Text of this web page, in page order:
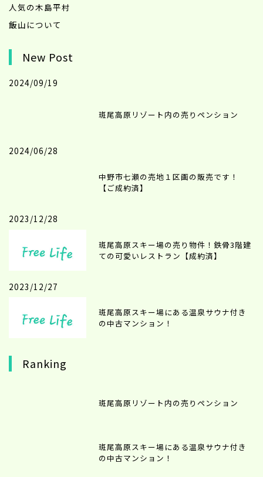
人気の木島平村
飯山について
New Post
2024/09/19
斑尾高原リゾート内の売りペンション
2024/06/28
中野市七瀬の売地１区画の販売です！
【ご成約済】
2023/12/28
斑尾高原スキー場の売り物件！鉄骨3階建
ての可愛いレストラン【成約済】
2023/12/27
斑尾高原スキー場にある温泉サウナ付き
の中古マンション！
Ranking
斑尾高原リゾート内の売りペンション
斑尾高原スキー場にある温泉サウナ付き
の中古マンション！